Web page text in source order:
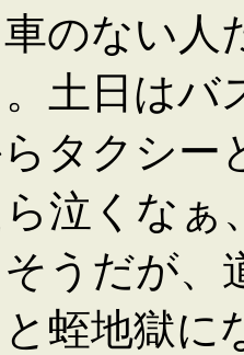
のない人
土日は
タクシー
泣くな
うだが、
蛭地獄に